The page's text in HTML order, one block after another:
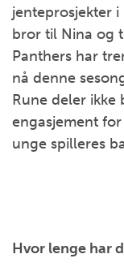
jenteprosjekter
bror til Nina og
Panthers har
nå denne
Rune deler ikke
engasjement
unge spilleres
Hvor lenge har